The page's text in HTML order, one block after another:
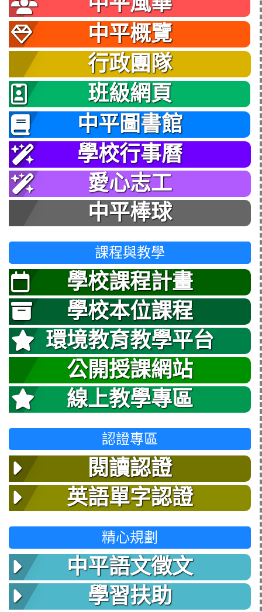
中平概覽
行政團隊
班級網頁
中平圖書館
學校行事曆
愛心志工
中平棒球
課程與教學
學校課程計畫
學校本位課程
環境教育教學平台
公開授課網站
線上教學專區
認證專區
閱讀認證
英語單字認證
精心規劃
中平語文徵文
學習扶助